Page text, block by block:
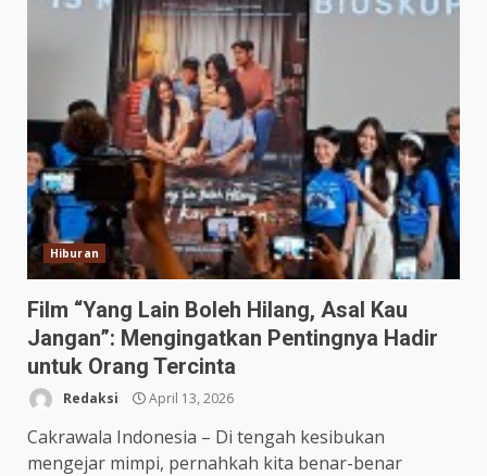
Hiburan
Film “Yang Lain Boleh Hilang, Asal Kau
Jangan”: Mengingatkan Pentingnya Hadir
untuk Orang Tercinta
Redaksi April 13, 2026
Cakrawala Indonesia – Di tengah kesibukan
mengejar mimpi, pernahkah kita benar-benar